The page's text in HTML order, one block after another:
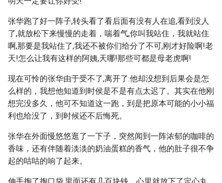
张华跑了好一阵子,转头看了看后面有没有人在追,看到没人
了,就放松下来慢慢的走着，喘着气,你叫我站住，我就站住
啊,那要是我站住了,我还不被你们给分了不可,刚才好险啊!老
天!怎么让我有这样的阿姨,天哪!那些可都是母老虎啊!
现在可怜的张华由于受不了,离开了.他却没想到后果会是怎
么样的，我想他知道到时侯是不是有点太迟了。其实在他刚
想完没多久，他可不知道这一跑，到是把原本可能的小小福
利也给没了，到时候还不后悔死。
张华在外面慢悠悠逛了一下子，突然闻到一阵浓郁的咖啡的
香味，还有伴随着淡淡的奶油蛋糕的香气，他的肚子很不争
起的咕咕的响了起来。